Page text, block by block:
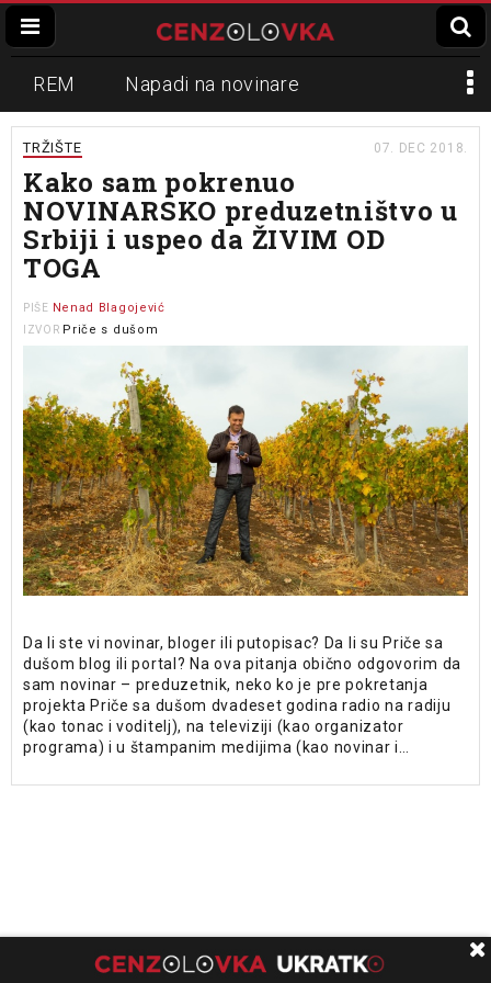
REM Napadi na novinare
Zvučni top
Propaganda Lokalni mediji
Informer Slavko Ćuruvija
TRŽIŠTE 07. DEC 2018.
Kako sam pokrenuo
NOVINARSKO preduzetništvo u
Srbiji i uspeo da ŽIVIM OD
TOGA
PIŠE Nenad Blagojević
IZVOR Priče s dušom
Da li ste vi novinar, bloger ili putopisac? Da li su Priče sa
dušom blog ili portal? Na ova pitanja obično odgovorim da
sam novinar – preduzetnik, neko ko je pre pokretanja
projekta Priče sa dušom dvadeset godina radio na radiju
(kao tonac i voditelj), na televiziji (kao organizator
programa) i u štampanim medijima (kao novinar i…